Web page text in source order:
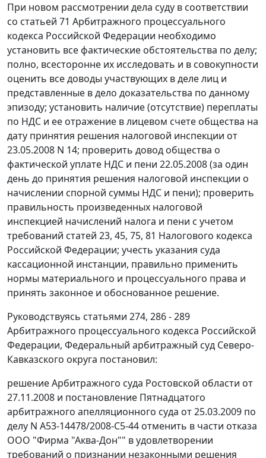
При новом рассмотрении дела суду в соответствии
со статьей 71 Арбитражного процессуального
кодекса Российской Федерации необходимо
установить все фактические обстоятельства по делу;
полно, всесторонне их исследовать и в совокупности
оценить все доводы участвующих в деле лиц и
представленные в дело доказательства по данному
эпизоду; установить наличие (отсутствие) переплаты
по НДС и ее отражение в лицевом счете общества на
дату принятия решения налоговой инспекции от
23.05.2008 N 14; проверить довод общества о
фактической уплате НДС и пени 22.05.2008 (за один
день до принятия решения налоговой инспекции о
начислении спорной суммы НДС и пени); проверить
правильность произведенных налоговой
инспекцией начислений налога и пени с учетом
требований статей 23, 45, 75, 81 Налогового кодекса
Российской Федерации; учесть указания суда
кассационной инстанции, правильно применить
нормы материального и процессуального права и
принять законное и обоснованное решение.
Руководствуясь статьями 274, 286 - 289
Арбитражного процессуального кодекса Российской
Федерации, Федеральный арбитражный суд Северо-
Кавказского округа постановил:
решение Арбитражного суда Ростовской области от
27.11.2008 и постановление Пятнадцатого
арбитражного апелляционного суда от 25.03.2009 по
делу N А53-14478/2008-С5-44 отменить в части отказа
ООО "Фирма "Аква-Дон"" в удовлетворении
требований о признании незаконными решения